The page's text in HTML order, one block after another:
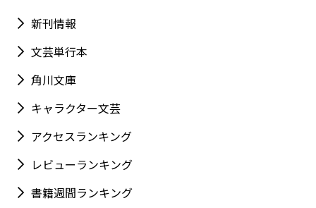
新刊情報
文芸単行本
角川文庫
キャラクター文芸
アクセスランキング
レビューランキング
書籍週間ランキング